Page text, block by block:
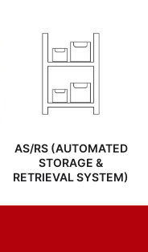
AS/RS (AUTOMATED
STORAGE &
RETRIEVAL SYSTEM)